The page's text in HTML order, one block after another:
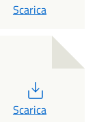
Scarica
Scarica